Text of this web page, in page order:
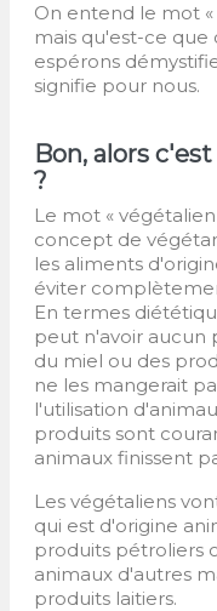
On entend le mot
mais qu'est-ce que
espérons
signifie pour nous.
Bon, alors
?
Le mot «
concept de
les aliments
éviter
En termes
peut n'avoir
du miel ou des
ne les mangerait
l'utilisation
produits sont
animaux finissent
Les végétaliens
qui est d'origine
produits pétroliers
animaux d'autres
produits laitiers.